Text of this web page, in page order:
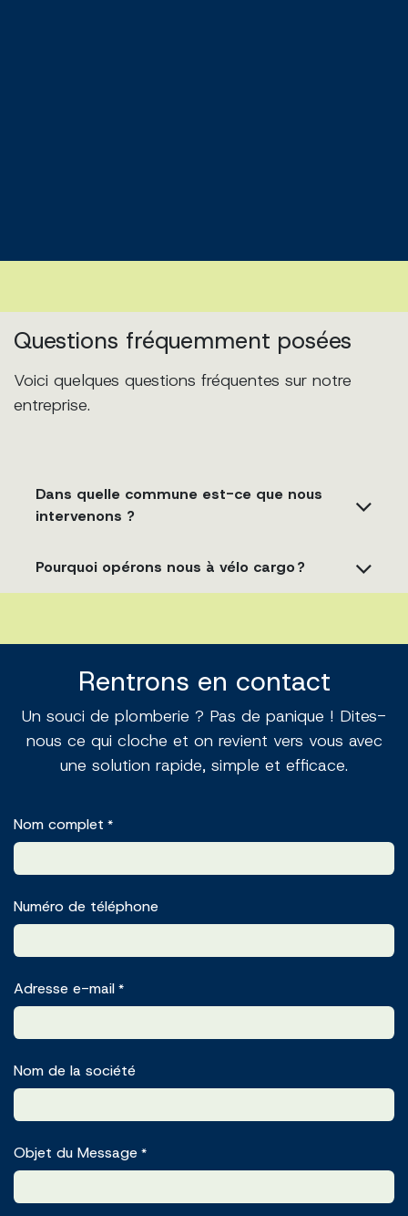
Questions fréquemment posées
Voici quelques questions fréquentes sur notre
entreprise.
Dans quelle commune est-ce que nous
intervenons ?
Pourquoi opérons nous à vélo cargo ?
Rentrons en contact
Un souci de plomberie ? Pas de panique ! Dites-
nous ce qui cloche et on revient vers vous avec
une solution rapide, simple et efficace.
Nom complet *
Numéro de téléphone
Adresse e-mail *
Nom de la société
Objet du Message *